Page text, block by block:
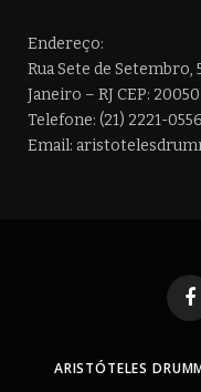
Endereço:
Rua Sete de Setembro,
Janeiro – RJ CEP:
Telefone: (21) 2221-0556
Email:
ARISTÓTELES